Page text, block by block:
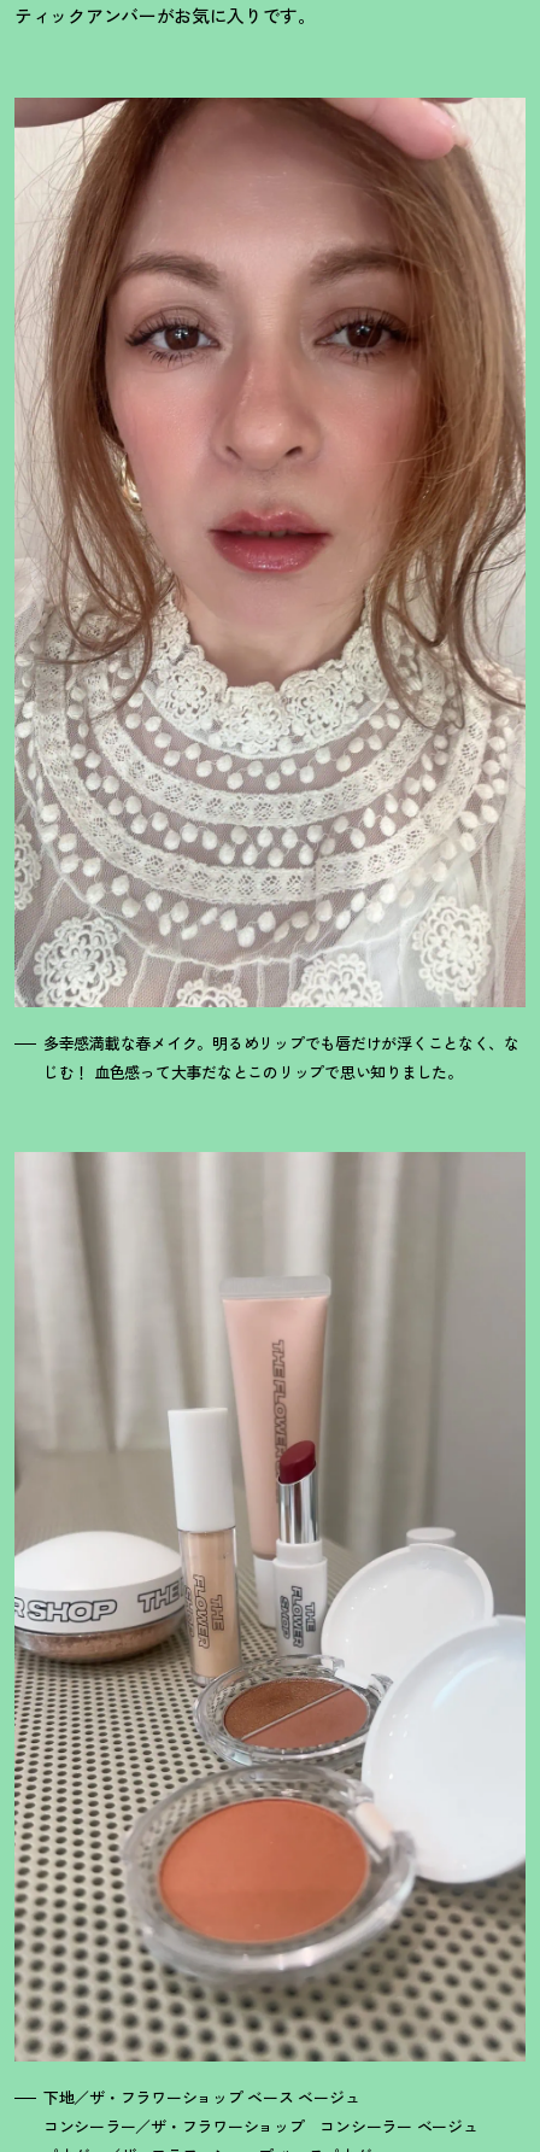
ティックアンバーがお気に入りです。
多幸感満載な春メイク。明るめリップでも唇だけが浮くことなく、な
じむ ！ 血色感って大事だなとこのリップで思い知りました。
下地／ザ・フラワーショップ ベース ベージュ
コンシーラー／ザ・フラワーショップ コンシーラー ベージュ